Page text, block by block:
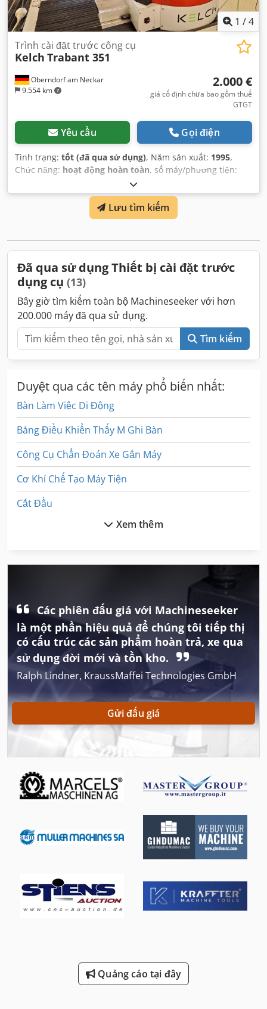
1 /4
Oberndorf am Neckar
9.554 km
Trình cài đặt trước công cụ
Kelch Trabant 351
2.000 €
giá cố định chưa bao gồm thuế
GTGT
Yêu cầu Gọi điện
Tình trạng: tốt (đã qua sử dụng), Năm sản xuất: 1995,
Chức năng: hoạt động hoàn toàn, số máy/phương tiện:
, khoảng cách di chuyển trục Y:
di chuyển trục Z:420 mm, Thiết bị:tài liệu / sổ tay hướng
Lưu tìm kiếm
Đã qua sử dụng Thiết bị cài đặt trước
dụng cụ (13)
Bây giờ tìm kiếm toàn bộ Machineseeker với hơn
200.000 máy đã qua sử dụng.
Tìm kiếm
Duyệt qua các tên máy phổ biến nhất:
Bàn Làm Việc Di Động
Bảng Điều Khiển Thấy M Ghi Bàn
Công Cụ Chẩn Đoán Xe Gắn Máy
Cơ Khí Chế Tạo Máy Tiện
Cắt Đầu
Máy Làm Sạch Và Khử Trùng
Máy Tiện Chính Xác
Máy Tiện Cnc
Máy Tiện Cơ Khí
Máy Tiện Nc
Máy Tiện Tự Động
Máy Tiện Tự Động Cnc
Máy Tiện Đầu
Máy Tính Di Động Nội
Nghề Nghiệp An Toàn Và Sức Khỏe
Thiết Bị Lái Xe
Điện Thoại Di Động Cũ
Xem thêm
Các phiên đấu giá với Machineseeker
là một phần hiệu quả để chúng tôi tiếp thị
có cấu trúc các sản phẩm hoàn trả, xe qua
sử dụng đời mới và tồn kho.
Ralph Lindner, KraussMaffei Technologies GmbH
Gửi đấu giá
Quảng cáo tại đây